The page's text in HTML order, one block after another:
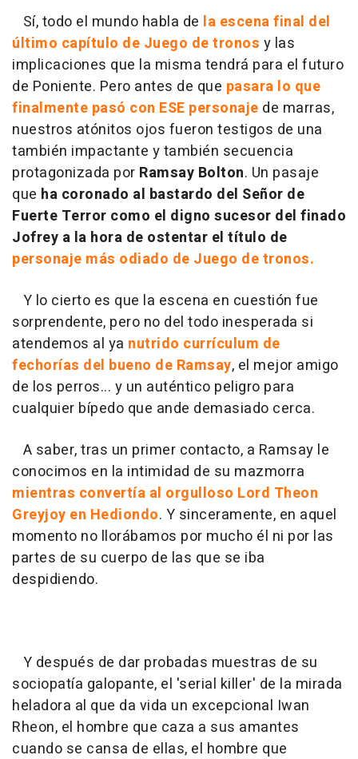
Sí, todo el mundo habla de la escena final del
último capítulo de Juego de tronos y las
implicaciones que la misma tendrá para el futuro
de Poniente. Pero antes de que pasara lo que
finalmente pasó con ESE personaje de marras,
nuestros atónitos ojos fueron testigos de una
también impactante y también secuencia
protagonizada por Ramsay Bolton. Un pasaje
que ha coronado al bastardo del Señor de
Fuerte Terror como el digno sucesor del finado
Jofrey a la hora de ostentar el título de
personaje más odiado de Juego de tronos.
Y lo cierto es que la escena en cuestión fue
sorprendente, pero no del todo inesperada si
atendemos al ya nutrido currículum de
fechorías del bueno de Ramsay, el mejor amigo
de los perros... y un auténtico peligro para
cualquier bípedo que ande demasiado cerca.
A saber, tras un primer contacto, a Ramsay le
conocimos en la intimidad de su mazmorra
mientras convertía al orgulloso Lord Theon
Greyjoy en Hediondo. Y sinceramente, en aquel
momento no llorábamos por mucho él ni por las
partes de su cuerpo de las que se iba
despidiendo.
Y después de dar probadas muestras de su
sociopatía galopante, el 'serial killer' de la mirada
heladora al que da vida un excepcional Iwan
Rheon, el hombre que caza a sus amantes
cuando se cansa de ellas, el hombre que